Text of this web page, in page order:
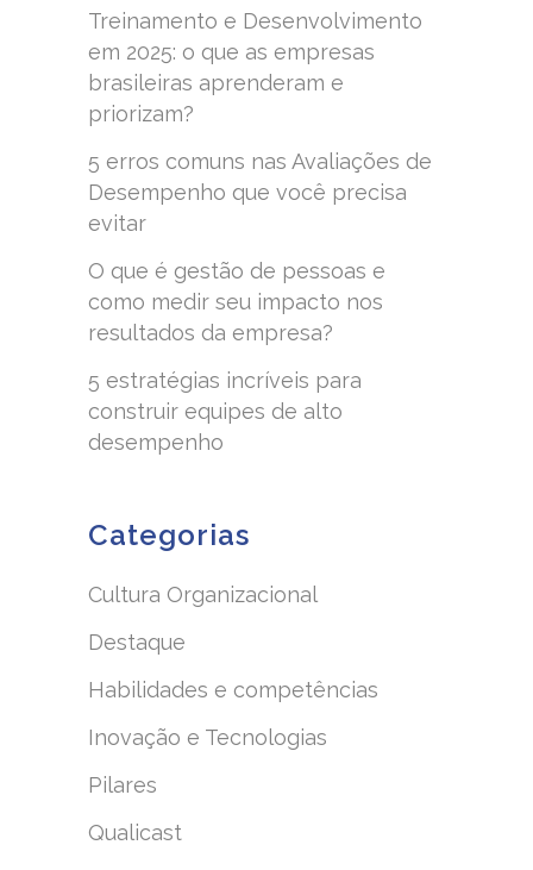
Treinamento e Desenvolvimento
em 2025: o que as empresas
brasileiras aprenderam e
priorizam?
5 erros comuns nas Avaliações de
Desempenho que você precisa
evitar
O que é gestão de pessoas e
como medir seu impacto nos
resultados da empresa?
5 estratégias incríveis para
construir equipes de alto
desempenho
Categorias
Cultura Organizacional
Destaque
Habilidades e competências
Inovação e Tecnologias
Pilares
Qualicast